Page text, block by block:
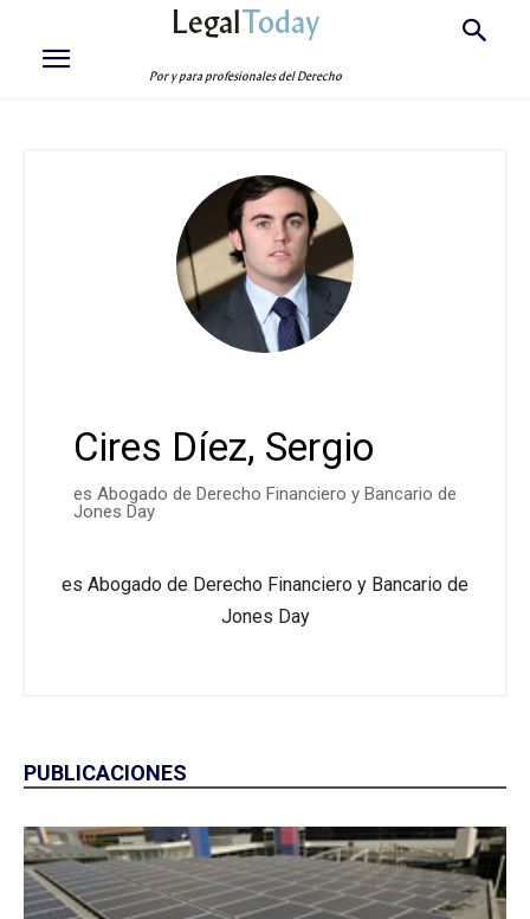
LegalToday
Por y para profesionales del Derecho
Cires Díez, Sergio
es Abogado de Derecho Financiero y Bancario de
Jones Day
es Abogado de Derecho Financiero y Bancario de
Jones Day
PUBLICACIONES